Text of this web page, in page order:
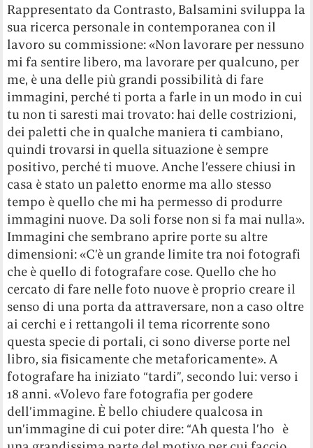
Rappresentato da Contrasto, Balsamini sviluppa la
sua ricerca personale in contemporanea con il
lavoro su commissione: «Non lavorare per nessuno
mi fa sentire libero, ma lavorare per qualcuno, per
me, è una delle più grandi possibilità di fare
immagini, perché ti porta a farle in un modo in cui
tu non ti saresti mai trovato: hai delle costrizioni,
dei paletti che in qualche maniera ti cambiano,
quindi trovarsi in quella situazione è sempre
positivo, perché ti muove. Anche l’essere chiusi in
casa è stato un paletto enorme ma allo stesso
tempo è quello che mi ha permesso di produrre
immagini nuove. Da soli forse non si fa mai nulla».
Immagini che sembrano aprire porte su altre
dimensioni: «C’è un grande limite tra noi fotografi
che è quello di fotografare cose. Quello che ho
cercato di fare nelle foto nuove è proprio creare il
senso di una porta da attraversare, non a caso oltre
ai cerchi e i rettangoli il tema ricorrente sono
questa specie di portali, ci sono diverse porte nel
libro, sia fisicamente che metaforicamente». A
fotografare ha iniziato “tardi”, secondo lui: verso i
18 anni. «Volevo fare fotografia per godere
dell’immagine. È bello chiudere qualcosa in
un’immagine di cui poter dire: “Ah questa l’ho è